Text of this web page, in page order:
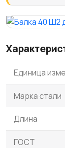
Единица
Марка стали
Длина
ГОСТ